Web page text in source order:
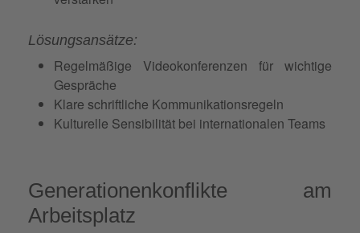
Lösungsansätze:
Regelmäßige Videokonferenzen für wichtige
Gespräche
Klare schriftliche Kommunikationsregeln
Kulturelle Sensibilität bei internationalen Teams
Generationenkonflikte am
Arbeitsplatz